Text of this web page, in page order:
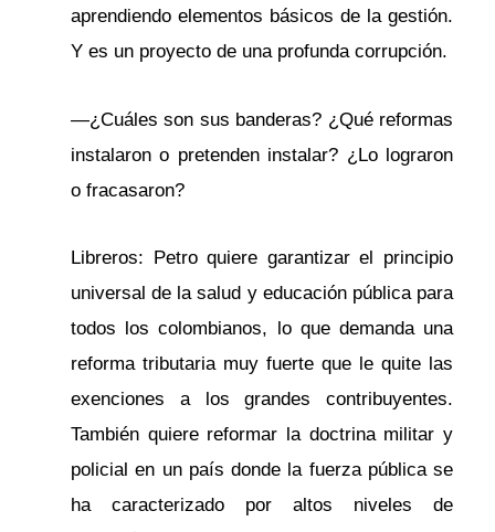
aprendiendo elementos básicos de la gestión.
Y es un proyecto de una profunda corrupción.
—¿Cuáles son sus banderas? ¿Qué reformas
instalaron o pretenden instalar? ¿Lo lograron
o fracasaron?
Libreros: Petro quiere garantizar el principio
universal de la salud y educación pública para
todos los colombianos, lo que demanda una
reforma tributaria muy fuerte que le quite las
exenciones a los grandes contribuyentes.
También quiere reformar la doctrina militar y
policial en un país donde la fuerza pública se
ha caracterizado por altos niveles de